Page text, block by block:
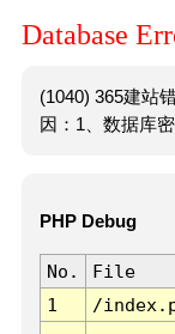
Database
(1040) 365建站
因：1、数据库
PHP Debug
No. File
1
/